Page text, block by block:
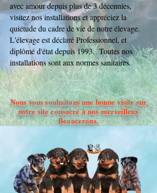
avec amour depuis plus de 3 décennies,
visitez nos installations et appréciez la
quiétude du cadre de vie de notre élevage.
L'élevage est déclaré Professionnel, et
diplômé d'état depuis 1993. Toutes nos
installations sont aux normes sanitaires.
Nous vous souhaitons une bonne visite sur
notre site consacré à nos merveilleux
Beaucerons.